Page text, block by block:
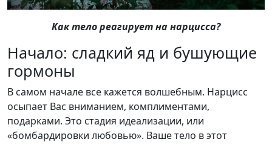
Как тело реагирует на нарцисса?
Начало: сладкий яд и бушующие
гормоны
В самом начале все кажется волшебным. Нарцисс
осыпает Вас вниманием, комплиментами,
подарками. Это стадия идеализации, или
«бомбардировки любовью». Ваше тело в этот